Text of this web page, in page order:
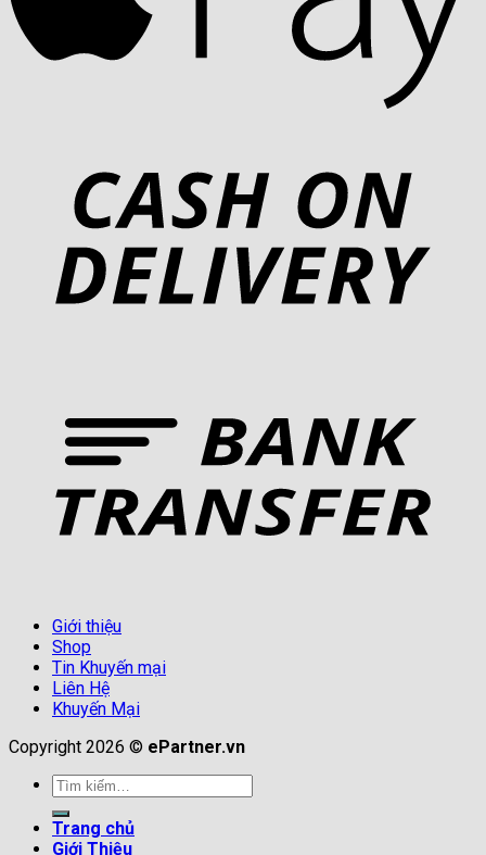
Giới thiệu
Shop
Tin Khuyến mại
Liên Hệ
Khuyến Mại
Copyright 2026 © ePartner.vn
Tìm
kiếm:
Trang chủ
Giới Thiệu